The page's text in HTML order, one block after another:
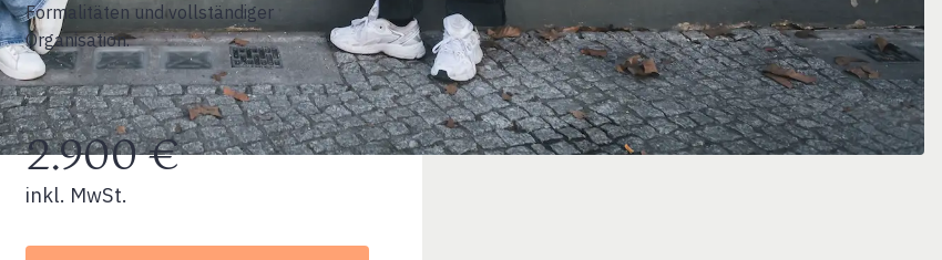
Formalitäten und vollständiger
Organisation.
2.900 €
inkl. MwSt.